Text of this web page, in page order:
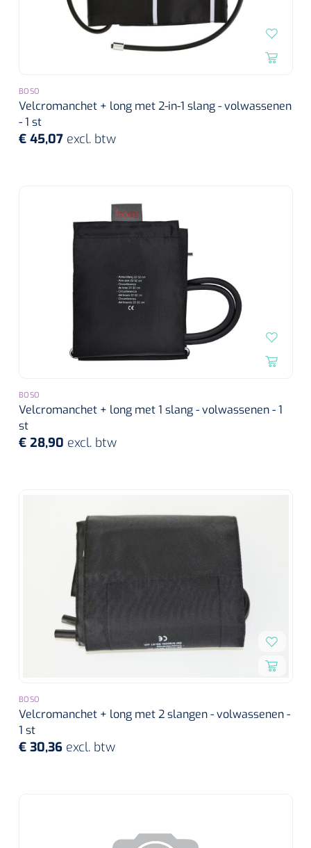
BOSO
Velcromanchet + long met 2-in-1 slang - volwassenen
- 1 st
€ 45,07 excl. btw
BOSO
Velcromanchet + long met 1 slang - volwassenen - 1
st
€ 28,90 excl. btw
BOSO
Velcromanchet + long met 2 slangen - volwassenen -
1 st
€ 30,36 excl. btw